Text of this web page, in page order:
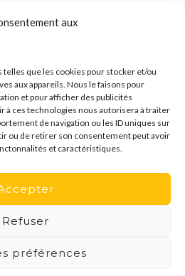
aux
que les cookies pour stocker et/ou
aux appareils. Nous le faisons pour
et pour afficher des publicités
à ces technologies nous autorisera à traiter
de navigation ou les ID uniques sur
ou de retirer son consentement peut avoir
et caractéristiques.
Refuser
préférences
Le Geek du Cerisier
-Politique de